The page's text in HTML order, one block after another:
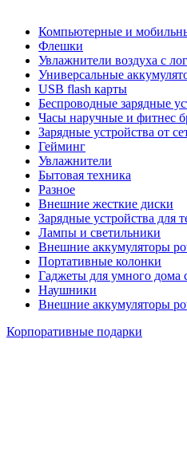
Компьютерные и
Флешки
Увлажнители воздуха с
Универсальные
USB flash карты
Беспроводные зарядные
Часы наручные и фитнес
Зарядные устройства от
Гейминг
Увлажнители
Бытовая техника
Разное
Внешние жесткие диски
Зарядные устройства для
Лампы и светильники
Внешние аккумуляторы
Портативные колонки
Гаджеты для умного дома
Наушники
Внешние аккумуляторы
Корпоративные подарки